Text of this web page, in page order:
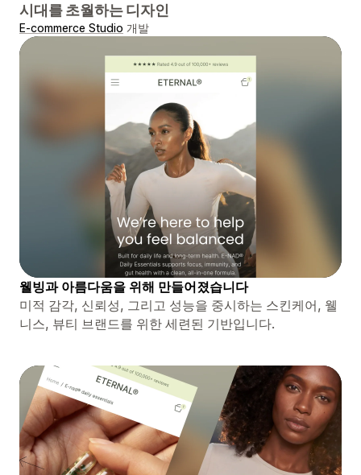
시대를 초월하는 디자인
E-commerce Studio 개발
웰빙과 아름다움을 위해 만들어졌습니다
미적 감각, 신뢰성, 그리고 성능을 중시하는 스킨케어, 웰
니스, 뷰티 브랜드를 위한 세련된 기반입니다.